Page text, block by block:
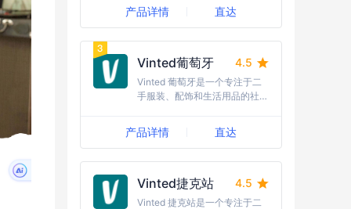
产品详情 直达
Vinted葡萄牙 4.5
Vinted 葡萄牙是一个专注于二
手服装、配饰和生活用品的社区
产品详情 直达
Vinted捷克站 4.5
Vinted 捷克站是一个专注于二